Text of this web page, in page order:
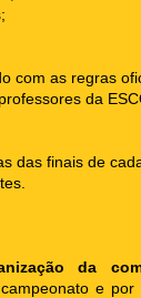
com as regras
da
das finais de
da
e